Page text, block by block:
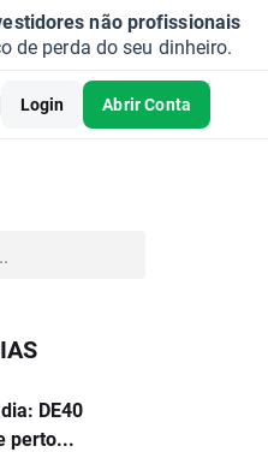
não profissionais
de perda do seu dinheiro.
Login Abrir Conta
DE40
perto...